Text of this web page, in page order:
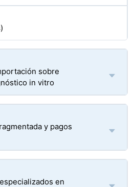
sobre
in vitro
y pagos
en